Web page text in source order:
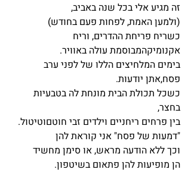
זה מגיע אלי בכל שנה באביב,
(ולמען האמת, לפחות פעם בחודש)
כשריח פריחת ההדרים, וריח
אקנומיקהמבוסמת עולה באוויר.
בימים המלחיצים הללו של לפני ערב
פסח,אתן יודעות.
כשכל תכולת הבית מונחת לה בטבעיות
בחצר,
בין פרחים ריחניים וילדים זבי חוטםוטיטול.
"דמעות של פסח" אני קוראת להן
וכך ללא הודעה מראש, או סימן מחשיד
הן מופיעות להן פתאום בשיטפון.